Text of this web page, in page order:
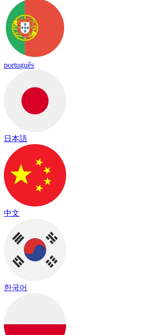
português
日本語
中文
한국어